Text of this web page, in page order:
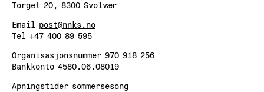
Torget 20, 8300 Svolvær
Email post@nnks.no
Tel +47 400 89 595
Organisasjonsnummer 970 918 256
Bankkonto 4580.06.08019
Åpningstider sommersesong